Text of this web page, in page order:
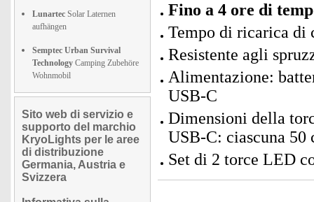
Lunartec Solar Laternen
aufhängen
Semptec Urban Survival
Technology Camping Zubehöre
Wohnmobil
Sito web di servizio e
supporto del marchio
KryoLights per le aree
di distribuzione
Germania, Austria e
Svizzera
Fino a 4 ore di
Tempo di ricarica di
Resistente agli
Alimentazione:
USB-C
Dimensioni della
USB-C: ciascuna 50
Set di 2 torce LED